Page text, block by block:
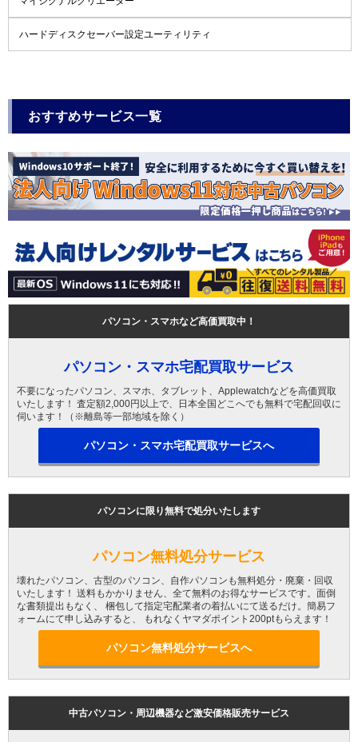
ハードディスクセーバー設定ユーティリティ
おすすめサービス一覧
パソコン・スマホなど高価買取中！
パソコン・スマホ宅配買取サービス
不要になったパソコン、スマホ、タブレット、Applewatchなどを高価買取
いたします！ 査定額2,000円以上で、日本全国どこへでも無料で宅配回収に
伺います！（※離島等一部地域を除く）
パソコン・スマホ宅配買取サービスへ
パソコンに限り無料で処分いたします
パソコン無料処分サービス
壊れたパソコン、古型のパソコン、自作パソコンも無料処分・廃棄・回収
いたします！ 送料もかかりません、全て無料のお得なサービスです。面倒
な書類提出もなく、 梱包して指定宅配業者の着払いにて送るだけ。簡易フ
ォームにて申し込みすると、 もれなくヤマダポイント200ptもらえます！
パソコン無料処分サービスへ
中古パソコン・周辺機器など激安価格販売サービス